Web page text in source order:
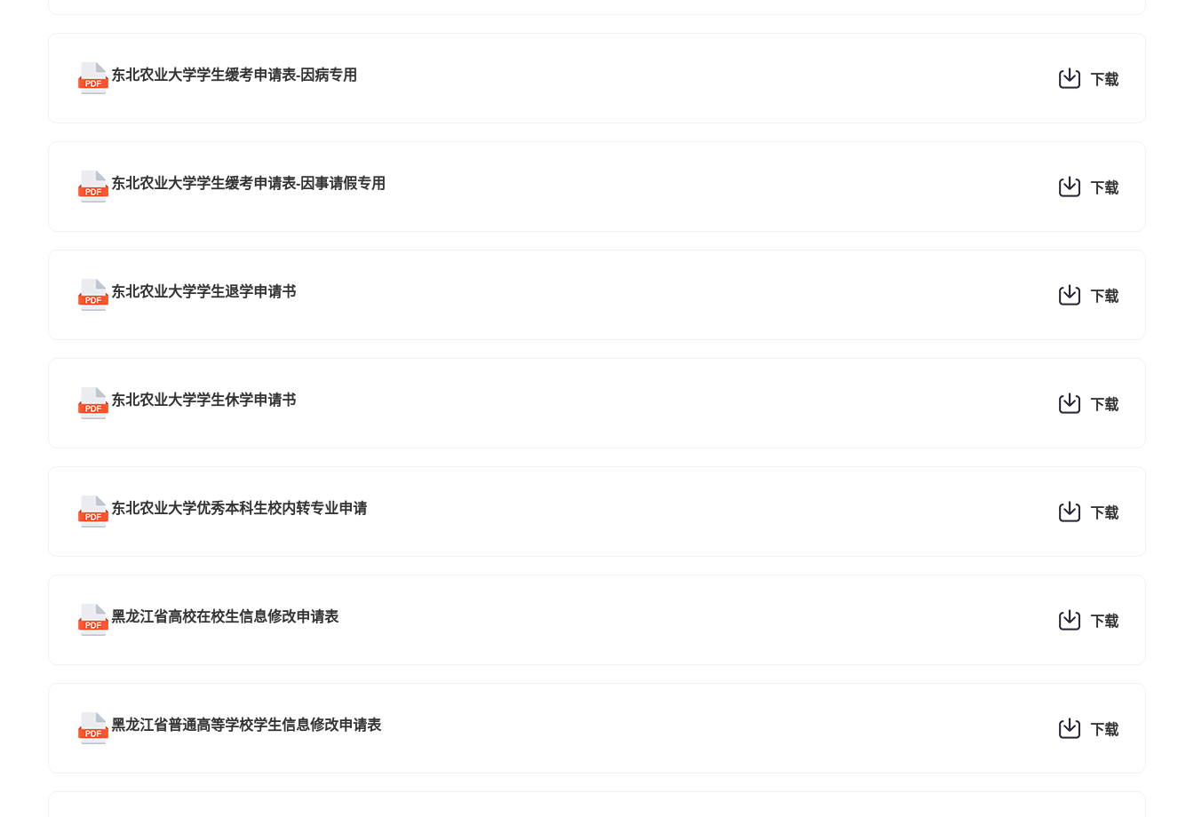
东北农业大学学生缓考申请表-因病专用 下载
东北农业大学学生缓考申请表-因事请假专用 下载
东北农业大学学生退学申请书 下载
东北农业大学学生休学申请书 下载
东北农业大学优秀本科生校内转专业申请 下载
黑龙江省高校在校生信息修改申请表 下载
黑龙江省普通高等学校学生信息修改申请表 下载